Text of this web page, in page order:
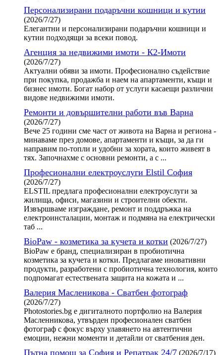
Персонализирани подаръчни кошници и кутии
(2026/7/27)
Елегантни и персонализирани подаръчни кошници и
кутии подходящи за всеки повод.
Агенция за недвижими имоти - К2-Имоти
(2026/7/27)
Актуални обяви за имоти. Професионално съдействие
при покупка, продажба и наем на апартаменти, къщи и
бизнес имоти. Богат набор от услуги касаещи различни
видове недвижими имоти.
Ремонти и довършителни работи във Варна
(2026/7/27)
Вече 25 години сме част от живота на Варна и региона -
минаваме през домове, апартаменти и къщи, за да ги
направим по-топли и удобни за хората, които живеят в
тях. Започнахме с основни ремонти, а с ...
Професионални електроуслуги Elstil София
(2026/7/27)
ELSTIL предлага професионални електроуслуги за
жилища, офиси, магазини и строителни обекти.
Извършваме изграждане, ремонт и поддръжка на
електроинсталации, монтаж и подмяна на електрически
таб ...
BioPaw - козметика за кучета и котки (2026/7/27)
BioPaw е бранд, специализиран в пробиотична
козметика за кучета и котки. Предлагаме иновативни
продукти, разработени с пробиотична технология, които
подпомагат естествената защита на кожата и ...
Валерия Масленикова - Сватбен фотограф
(2026/7/27)
Photostories.bg е дигиталното портфолио на Валерия
Масленникова, утвърден професионален сватбен
фотограф с фокус върху улавянето на автентични
емоции, нежни моменти и детайли от сватбения ден.
Пътна помощ за София и Репатрак 24/7 (2026/7/17)